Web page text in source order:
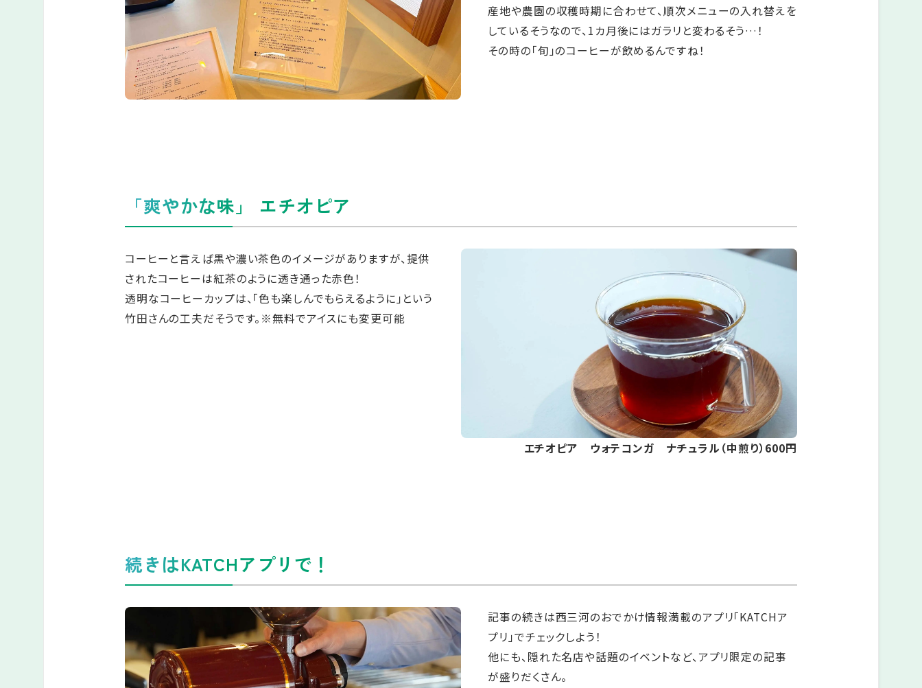
産地や農園の収穫時期に合わせて、順次メニューの入れ替えを
しているそうなので、1カ月後にはガラリと変わるそう…！
その時の「旬」のコーヒーが飲めるんですね！
「爽やかな味」 エチオピア
エチオピア ウォテコンガ ナチュラル（中煎り）600円
コーヒーと言えば黒や濃い茶色のイメージがありますが、提供
されたコーヒーは紅茶のように透き通った赤色！
透明なコーヒーカップは、「色も楽しんでもらえるように」という
竹田さんの工夫だそうです。※無料でアイスにも変更可能
続きはKATCHアプリで！
記事の続きは西三河のおでかけ情報満載のアプリ「KATCHア
プリ」でチェックしよう！
他にも、隠れた名店や話題のイベントなど、アプリ限定の記事
が盛りだくさん。